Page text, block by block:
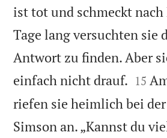
ist tot und schmeckt nach
Tage lang versuchten sie
Antwort zu finden. Aber
einfach nicht drauf. 

15
riefen sie heimlich bei
Simson an. „Kannst du